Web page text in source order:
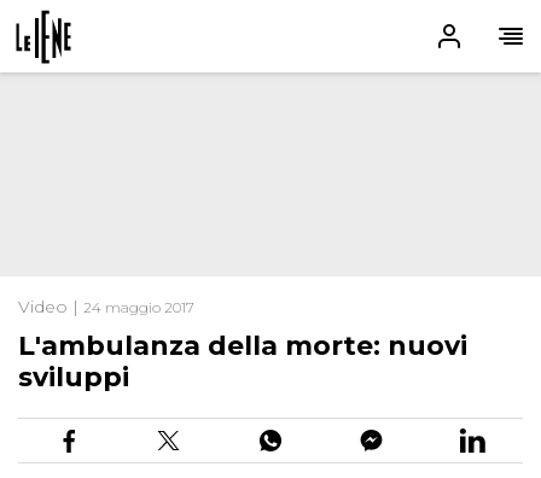
Video | 24 maggio 2017
L'ambulanza della morte: nuovi
sviluppi